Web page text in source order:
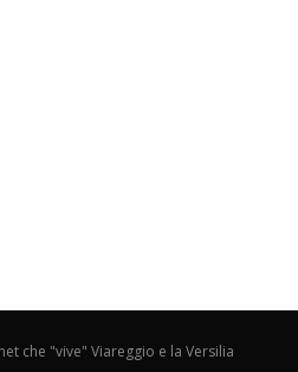
che "vive" Viareggio e la Versilia